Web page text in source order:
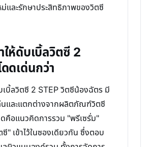
และรักษาประสิทธิภาพของวิตซี
ให้ดับเบิ้ลวิตซี 2
ดเด่นกว่า
เบิ้ลวิตซี 2 STEP วิตซีน้องฉัตร มี
นและแตกต่างจากผลิตภัณฑ์วิตซี
คือแนวคิดการรวม "พรีเซรั่ม"
" เข้าไว้ในซองเดียวกัน ซึ่งตอบ